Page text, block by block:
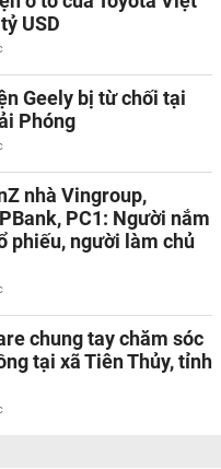
USD
Geely bị từ chối tại
Phóng
nhà Vingroup,
PC1: Người nắm
phiếu, người làm chủ
chung tay chăm sóc
tại xã Tiên Thủy, tỉnh